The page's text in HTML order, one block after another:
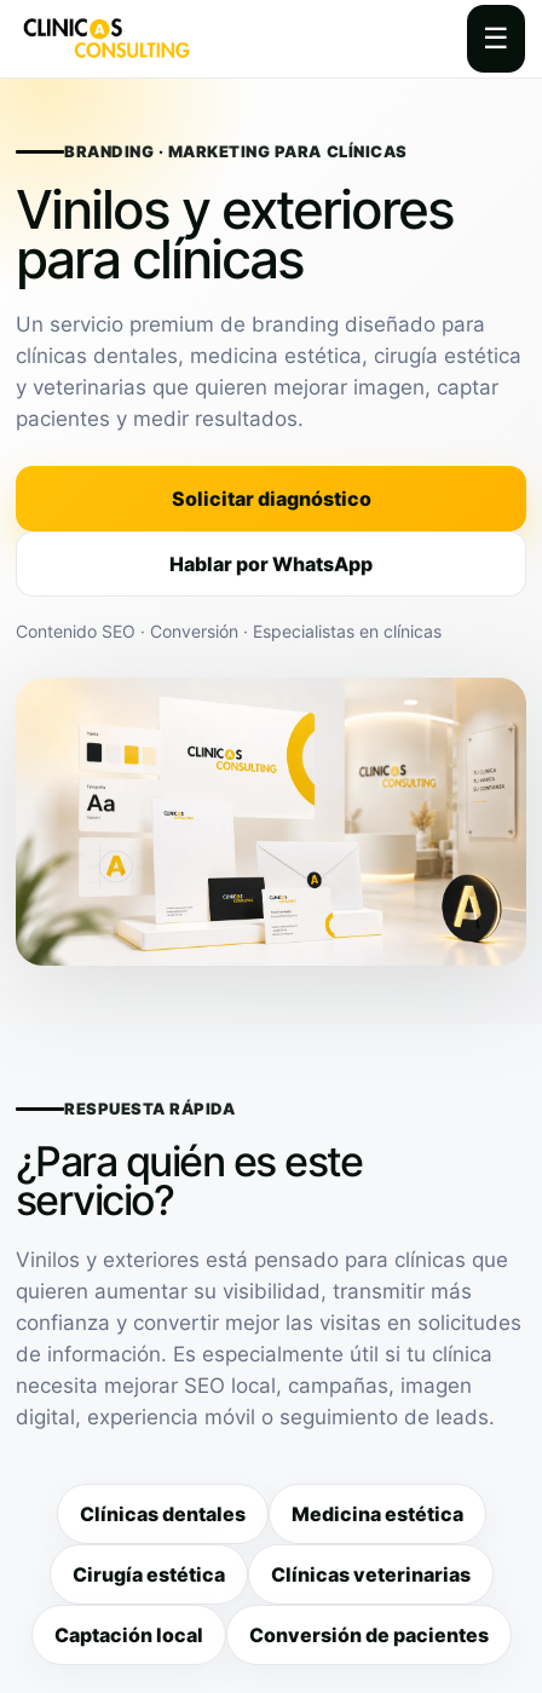
☰
contentBRANDING · MARKETING PARA CLÍNICAS
Vinilos y exteriores
para clínicas
Un servicio premium de branding diseñado para
clínicas dentales, medicina estética, cirugía estética
y veterinarias que quieren mejorar imagen, captar
pacientes y medir resultados.
Solicitar diagnóstico
Hablar por WhatsApp
Contenido SEO · Conversión · Especialistas en clínicas
RESPUESTA RÁPIDA
¿Para quién es este
servicio?
Vinilos y exteriores está pensado para clínicas que
quieren aumentar su visibilidad, transmitir más
confianza y convertir mejor las visitas en solicitudes
de información. Es especialmente útil si tu clínica
necesita mejorar SEO local, campañas, imagen
digital, experiencia móvil o seguimiento de leads.
Clínicas dentales Medicina estética
Cirugía estética Clínicas veterinarias
Captación local Conversión de pacientes